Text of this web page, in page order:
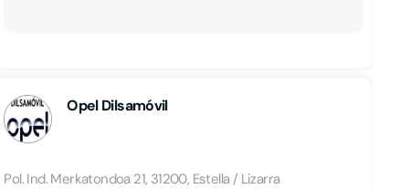
Opel Dilsamóvil
Pol. Ind. Merkatondoa 21, 31200, Estella / Lizarra